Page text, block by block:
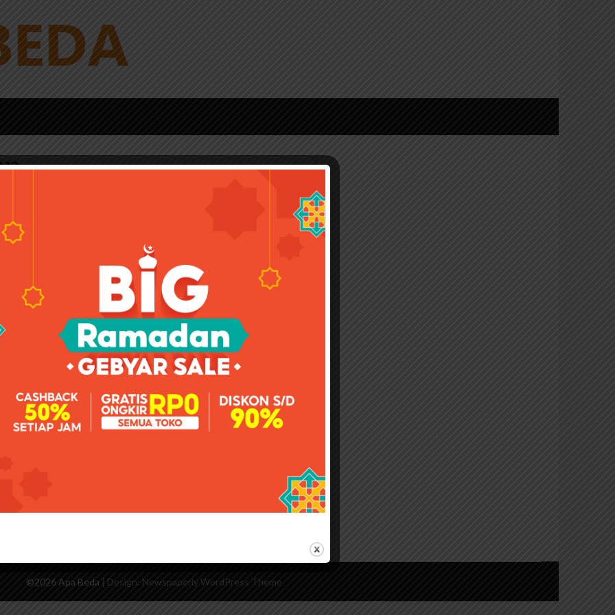
T500 Plus
T500 plus? Smartwatch bukan hanya sekadar alat
bahkan bisa terhubung ke smartphone. Selain itu,
berdetak lagi seringkali merupakan tugas
beberapa alat dan teknik yang tepat. Pergi ke bengkel jam
terkenal dengan harapan menghasilkan uang
Anda ingin membeli arloji baru. Untungnya, banyak
©2026 Apa Beda | Design: Newspaperly WordPress Theme